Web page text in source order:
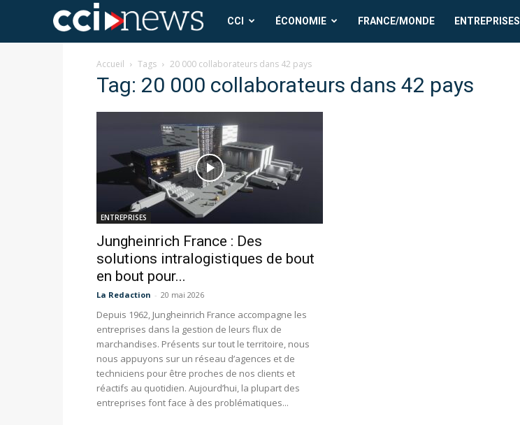
CCI
News
CCI ÉCONOMIE FRANCE/MONDE ENTREPRISES
Accueil Tags 20 000 collaborateurs dans 42 pays
Tag: 20 000 collaborateurs dans 42 pays
ENTREPRISES
Jungheinrich France : Des
solutions intralogistiques de bout
en bout pour...
La Redaction - 20 mai 2026
Depuis 1962, Jungheinrich France accompagne les
entreprises dans la gestion de leurs flux de
marchandises. Présents sur tout le territoire, nous
nous appuyons sur un réseau d’agences et de
techniciens pour être proches de nos clients et
réactifs au quotidien. Aujourd’hui, la plupart des
entreprises font face à des problématiques...